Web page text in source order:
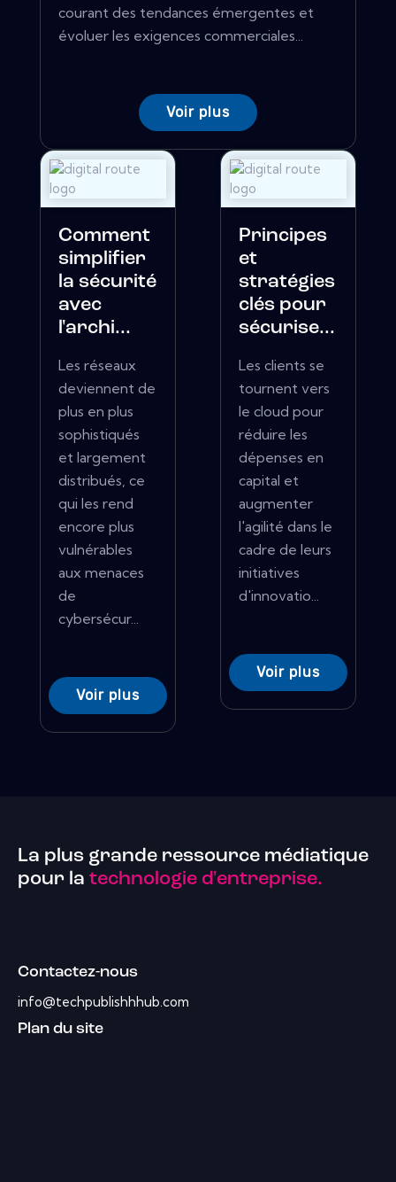
courant des tendances émergentes et
évoluer les exigences commerciales...
Voir plus
Comment
simplifier
la sécurité
avec
l'archi...
Les réseaux
deviennent de
plus en plus
sophistiqués
et largement
distribués, ce
qui les rend
encore plus
vulnérables
aux menaces
de
cybersécur...
Voir plus
Principes
et
stratégies
clés pour
sécurise...
Les clients se
tournent vers
le cloud pour
réduire les
dépenses en
capital et
augmenter
l'agilité dans le
cadre de leurs
initiatives
d'innovatio...
Voir plus
La plus grande ressource médiatique
pour la technologie d'entreprise.
Contactez-nous
info@techpublishhhub.com
Plan du site